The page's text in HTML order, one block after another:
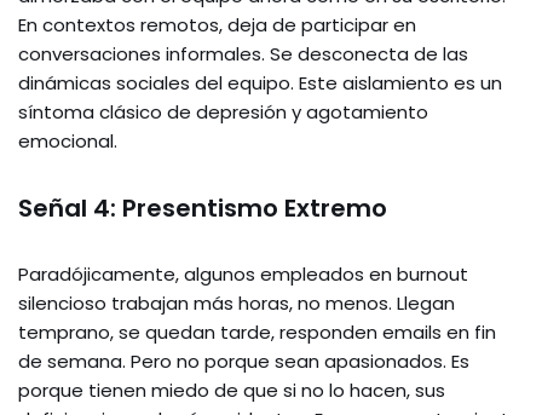
En contextos remotos, deja de participar en
conversaciones informales. Se desconecta de las
dinámicas sociales del equipo. Este aislamiento es un
síntoma clásico de depresión y agotamiento
emocional.
Señal 4: Presentismo Extremo
Paradójicamente, algunos empleados en burnout
silencioso trabajan más horas, no menos. Llegan
temprano, se quedan tarde, responden emails en fin
de semana. Pero no porque sean apasionados. Es
porque tienen miedo de que si no lo hacen, sus